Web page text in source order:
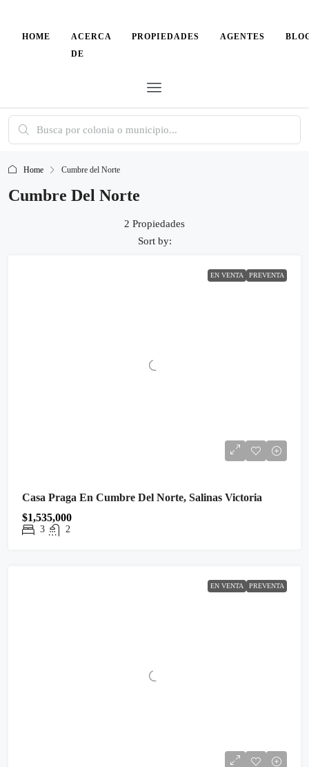
HOME
ACERCA
DE
PROPIEDADES AGENTES
Home Cumbre del Norte
Cumbre Del Norte
2 Propiedades
Sort by:
EN VENTA PREVENTA
Casa Praga En Cumbre Del Norte, Salinas Victoria
$1,535,000
3 2
EN VENTA PREVENTA